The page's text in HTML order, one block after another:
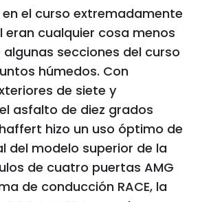
el curso extremadamente
eran cualquier cosa menos
secciones del curso
húmedos. Con
de siete y
asfalto de diez grados
hizo un uso óptimo de
del modelo superior de la
de cuatro puertas AMG
de conducción RACE, la